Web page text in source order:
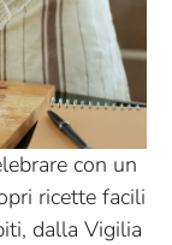
con un
ricette facili
dalla Vigilia